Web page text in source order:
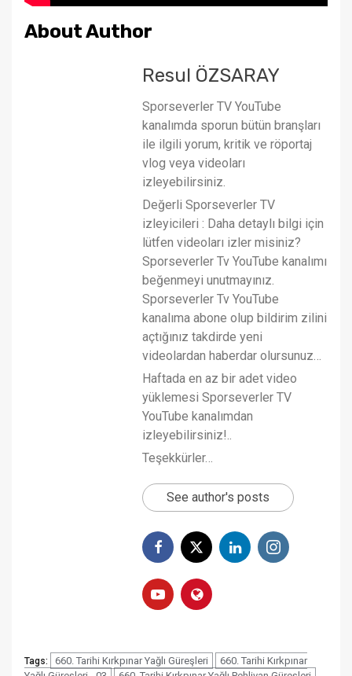
About Author
Resul ÖZSARAY
Sporseverler TV YouTube
kanalımda sporun bütün branşları
ile ilgili yorum, kritik ve röportaj
vlog veya videoları
izleyebilirsiniz.
Değerli Sporseverler TV
izleyicileri : Daha detaylı bilgi için
lütfen videoları izler misiniz?
Sporseverler Tv YouTube kanalımı
beğenmeyi unutmayınız.
Sporseverler Tv YouTube
kanalıma abone olup bildirim zilini
açtığınız takdirde yeni
videolardan haberdar olursunuz…
Haftada en az bir adet video
yüklemesi Sporseverler TV
YouTube kanalımdan
izleyebilirsiniz!..
Teşekkürler…
See author's posts
Tags: 660. Tarihi Kırkpınar Yağlı Güreşleri
660. Tarihi Kırkpınar